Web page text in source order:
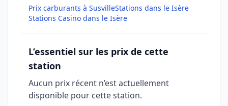
Prix carburants à SusvilleStations dans le Isère
Stations Casino dans le Isère
L’essentiel sur les prix de cette
station
Aucun prix récent n’est actuellement
disponible pour cette station.